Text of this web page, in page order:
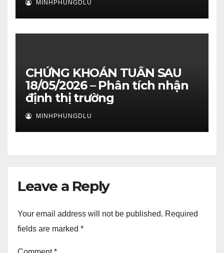
MINHPHUNGDLU
CHỨNG KHOÁN TUẦN SAU
18/05/2026 – Phân tích nhận
định thị trường
MINHPHUNGDLU
Leave a Reply
Your email address will not be published. Required
fields are marked *